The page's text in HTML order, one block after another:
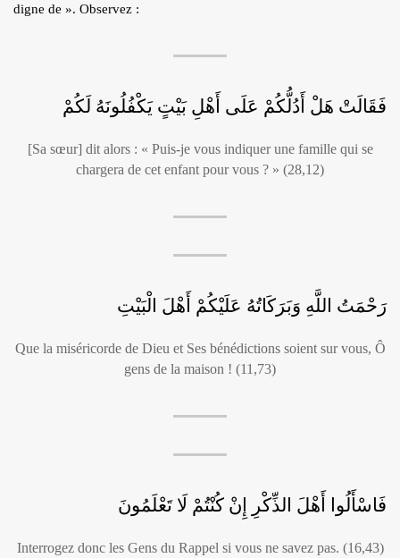
digne de ». Observez :
فَقَالَتْ هَلْ أَدُلُّكُمْ عَلَى أَهْلِ بَيْتٍ يَكْفُلُونَهُ لَكُمْ
[Sa sœur] dit alors : « Puis-je vous indiquer une famille qui se
chargera de cet enfant pour vous ? » (28,12)
رَحْمَتُ اللَّهِ وَبَرَكَاتُهُ عَلَيْكُمْ أَهْلَ الْبَيْتِ
Que la miséricorde de Dieu et Ses bénédictions soient sur vous, Ô
gens de la maison ! (11,73)
فَاسْأَلُوا أَهْلَ الذِّكْرِ إِنْ كُنْتُمْ لَا تَعْلَمُونَ
Interrogez donc les Gens du Rappel si vous ne savez pas. (16,43)